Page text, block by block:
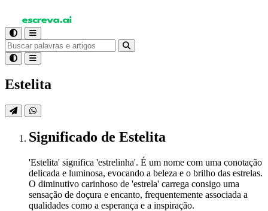
Estelita
Significado de Estelita
'Estelita' significa 'estrelinha'. É um nome com uma conotação
delicada e luminosa, evocando a beleza e o brilho das estrelas.
O diminutivo carinhoso de 'estrela' carrega consigo uma
sensação de doçura e encanto, frequentemente associada a
qualidades como a esperança e a inspiração.